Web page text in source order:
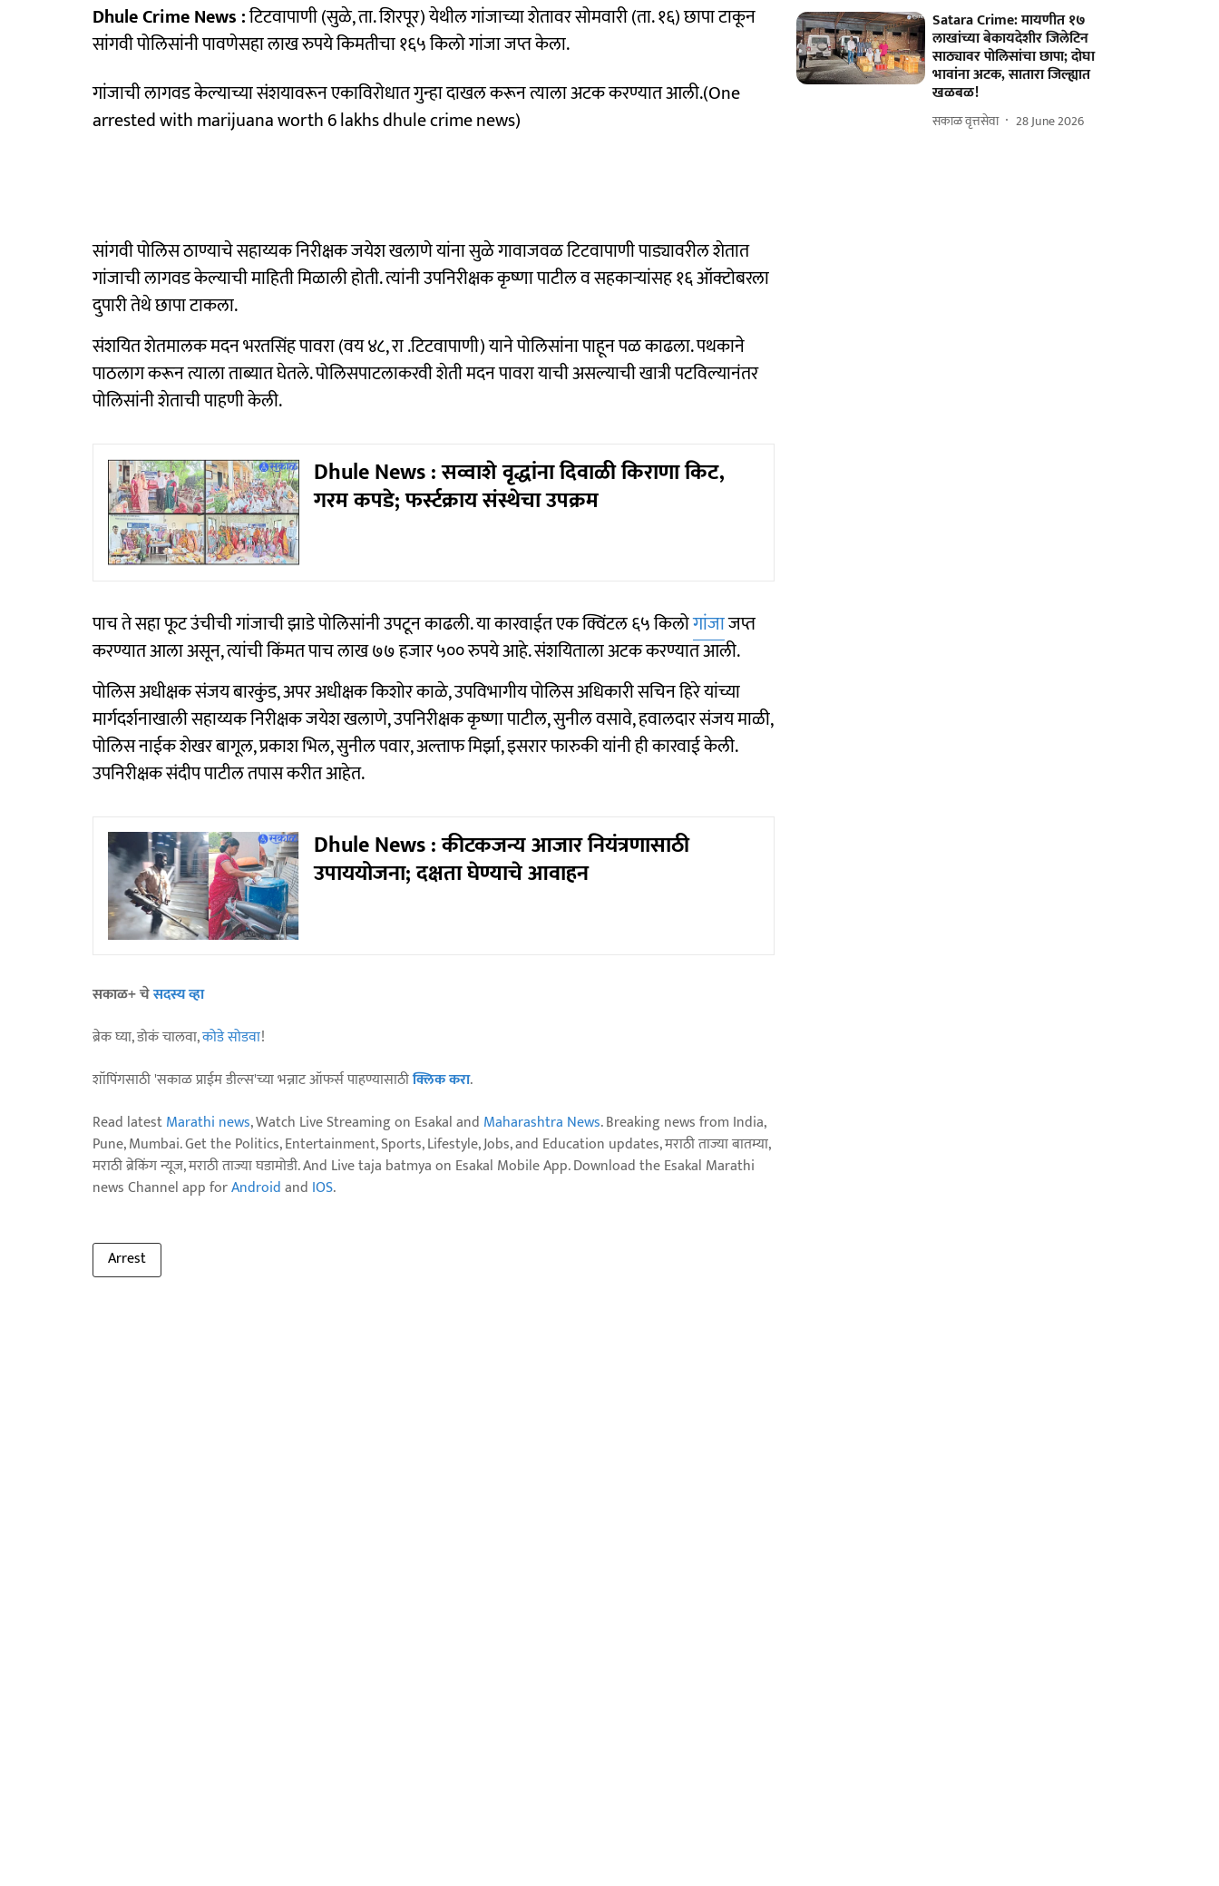
Dhule Crime News :टिटवापाणी (सुळे, ता. शिरपूर) येथील गांजाच्या शेतावर सोमवारी (ता. १६) छापा टाकून
सांगवी पोलिसांनी पावणेसहा लाख रुपये किमतीचा १६५ किलो गांजा जप्त केला.
गांजाची लागवड केल्याच्या संशयावरून एकाविरोधात गुन्हा दाखल करून त्याला अटक करण्यात आली.(One
arrested with marijuana worth 6 lakhs dhule crime news)
सांगवी पोलिस ठाण्याचे सहाय्यक निरीक्षक जयेश खलाणे यांना सुळे गावाजवळ टिटवापाणी पाड्यावरील शेतात
गांजाची लागवड केल्याची माहिती मिळाली होती. त्यांनी उपनिरीक्षक कृष्णा पाटील व सहकाऱ्यांसह १६ ऑक्टोबरला
दुपारी तेथे छापा टाकला.
संशयित शेतमालक मदन भरतसिंह पावरा (वय ४८, रा .टिटवापाणी) याने पोलिसांना पाहून पळ काढला. पथकाने
पाठलाग करून त्याला ताब्यात घेतले. पोलिसपाटलाकरवी शेती मदन पावरा याची असल्याची खात्री पटविल्यानंतर
पोलिसांनी शेताची पाहणी केली.
Dhule News : सव्वाशे वृद्धांना दिवाळी किराणा किट,
गरम कपडे; फर्स्टक्राय संस्थेचा उपक्रम
पाच ते सहा फूट उंचीची गांजाची झाडे पोलिसांनी उपटून काढली. या कारवाईत एक क्विंटल ६५ किलोगांजाजप्त
करण्यात आला असून, त्यांची किंमत पाच लाख ७७ हजार ५०० रुपये आहे. संशयिताला अटक करण्यात आली.
पोलिस अधीक्षक संजय बारकुंड, अपर अधीक्षक किशोर काळे, उपविभागीय पोलिस अधिकारी सचिन हिरे यांच्या
मार्गदर्शनाखाली सहाय्यक निरीक्षक जयेश खलाणे, उपनिरीक्षक कृष्णा पाटील, सुनील वसावे, हवालदार संजय माळी,
पोलिस नाईक शेखर बागूल, प्रकाश भिल, सुनील पवार, अल्ताफ मिर्झा, इसरार फारुकी यांनी ही कारवाई केली.
उपनिरीक्षक संदीप पाटील तपास करीत आहेत.
Dhule News : कीटकजन्य आजार नियंत्रणासाठी
उपाययोजना; दक्षता घेण्याचे आवाहन
सकाळ+ चेसदस्य व्हा
ब्रेक घ्या, डोकं चालवा,कोडे सोडवा!
शॉपिंगसाठी 'सकाळ प्राईम डील्स'च्या भन्नाट ऑफर्स पाहण्यासाठीक्लिक करा.
Read latestMarathi news, Watch Live Streaming on Esakal and Maharashtra News. Breaking news from India,
Pune, Mumbai. Get the Politics, Entertainment, Sports, Lifestyle, Jobs, and Education updates, मराठी ताज्या बातम्या,
मराठी ब्रेकिंग न्यूज, मराठी ताज्या घडामोडी. And Live taja batmya on Esakal Mobile App. Download the Esakal Marathi
news Channel app forAndroidand IOS.
Arrest
Satara Crime: मायणीत १७
लाखांच्या बेकायदेशीर जिलेटिन
साठ्यावर पोलिसांचा छापा; दोघा
भावांना अटक, सातारा जिल्ह्यात
खळबळ!
सकाळ वृत्तसेवा 28 June 2026